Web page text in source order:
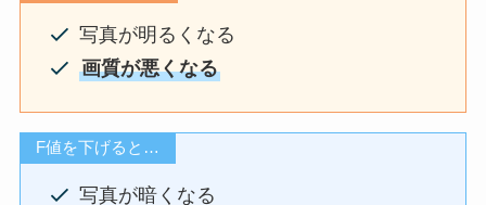
写真が明るくなる
画質が悪くなる
F値を下げると…
写真が暗くなる